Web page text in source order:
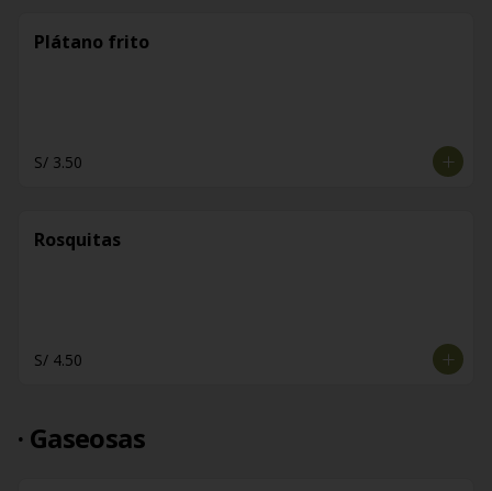
Plátano frito
S/ 3.50
Rosquitas
S/ 4.50
· Gaseosas